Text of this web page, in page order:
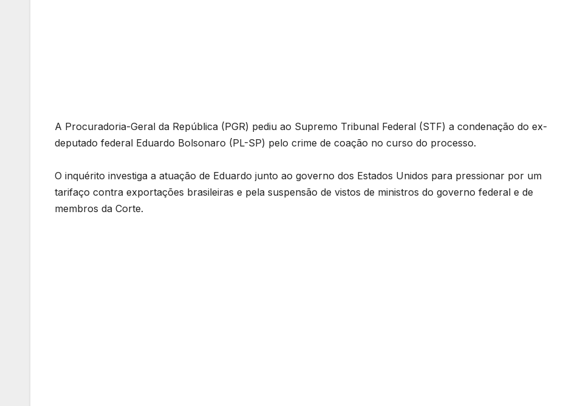
A Procuradoria-Geral da República (PGR) pediu ao Supremo Tribunal Federal (STF) a condenação do ex-
deputado federal Eduardo Bolsonaro (PL-SP) pelo crime de coação no curso do processo.
O inquérito investiga a atuação de Eduardo junto ao governo dos Estados Unidos para pressionar por um
tarifaço contra exportações brasileiras e pela suspensão de vistos de ministros do governo federal e de
membros da Corte.